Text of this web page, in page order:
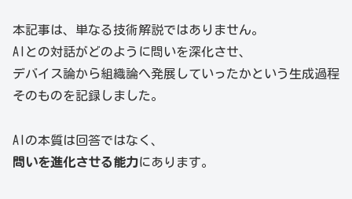
本記事は、単なる技術解説ではありません。
AIとの対話がどのように問いを深化させ、
デバイス論から組織論へ発展していったかという生成過程
そのものを記録しました。
AIの本質は回答ではなく、
問いを進化させる能力にあります。